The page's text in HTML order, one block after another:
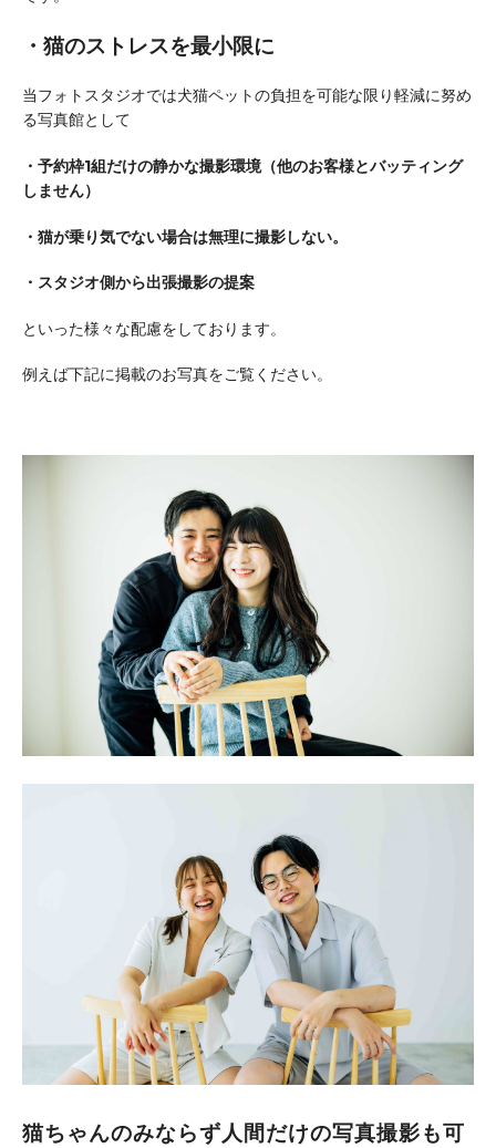
・猫のストレスを最小限に
当フォトスタジオでは犬猫ペットの負担を可能な限り軽減に努め
る写真館として
・予約枠1組だけの静かな撮影環境（他のお客様とバッティング
しません）
・猫が乗り気でない場合は無理に撮影しない。
・スタジオ側から出張撮影の提案
といった様々な配慮をしております。
例えば下記に掲載のお写真をご覧ください。
猫ちゃんのみならず人間だけの写真撮影も可